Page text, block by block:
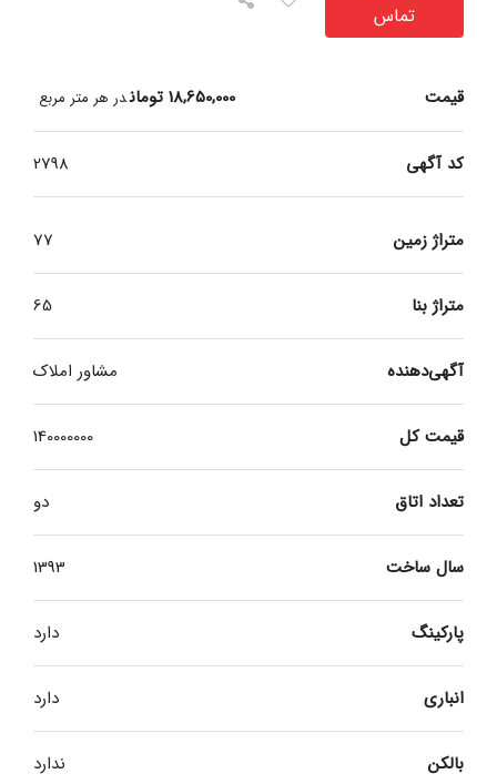
تماس
قیمت 18,650,000 توماندر هر متر مربع
کد آگهی 2798
متراژ زمین 77
متراژ بنا 65
آگهی‌دهنده مشاور املاک
قیمت کل 140000000
تعداد اتاق دو
سال ساخت 1393
پارکینگ دارد
انباری دارد
بالکن ندارد